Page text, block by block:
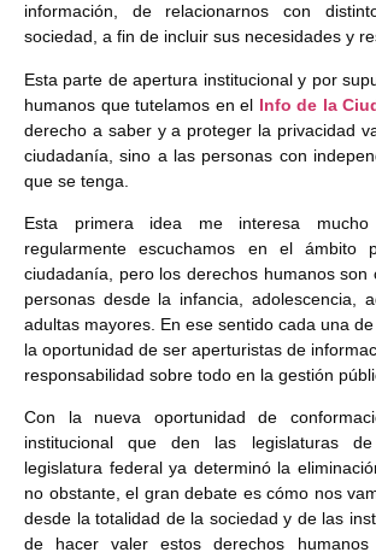
información, de relacionarnos con
sociedad, a fin de incluir sus necesidades y
Esta parte de apertura institucional y por
humanos que tutelamos en el Info de la
derecho a saber y a proteger la privacidad
ciudadanía, sino a las personas con
que se tenga.
Esta primera idea me interesa mucho
regularmente escuchamos en el ámbito
ciudadanía, pero los derechos humanos son
personas desde la infancia, adolescencia,
adultas mayores. En ese sentido cada una
la oportunidad de ser aperturistas de
responsabilidad sobre todo en la gestión
Con la nueva oportunidad de
institucional que den las legislaturas
legislatura federal ya determinó la
no obstante, el gran debate es cómo nos
desde la totalidad de la sociedad y de las
de hacer valer estos derechos